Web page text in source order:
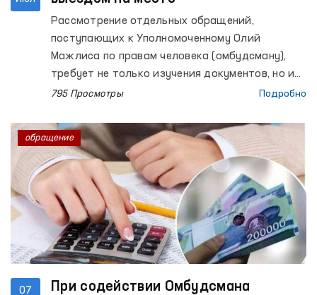
Рассмотрение отдельных обращений,
поступающих к Уполномоченному Олий
Мажлиса по правам человека (омбудсману),
требует не только изучения документов, но и
проверки изложенных фактов
795 Просмотры Подробно
07 При содействии Омбудсмана
обращение